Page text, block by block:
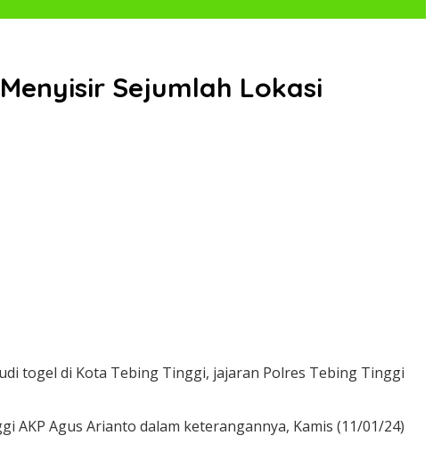
Sejumlah Lokasi
togel di Kota Tebing Tinggi, jajaran Polres Tebing Tinggi
Agus Arianto dalam keterangannya, Kamis (11/01/24)